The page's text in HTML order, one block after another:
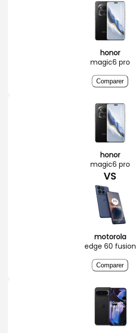
honor
magic6 pro
Comparer
honor
magic6 pro
VS
motorola
edge 60 fusion
Comparer